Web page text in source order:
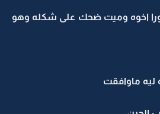
اخوه وميت ضحك على شكله وهو
ليه ماوافقت